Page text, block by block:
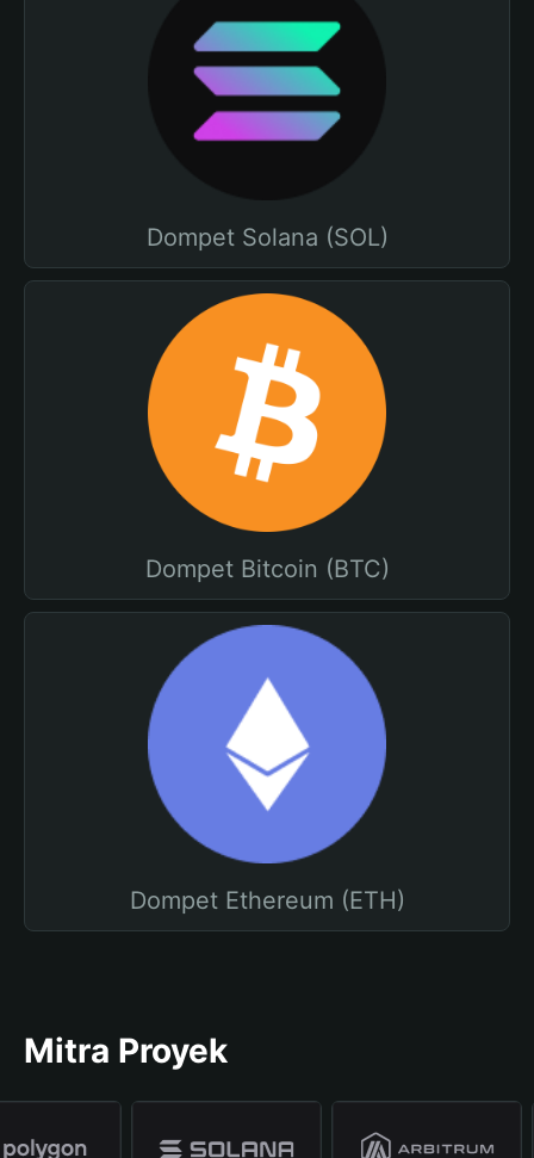
Dompet Solana (SOL)
Dompet Bitcoin (BTC)
Dompet Ethereum (ETH)
Mitra Proyek